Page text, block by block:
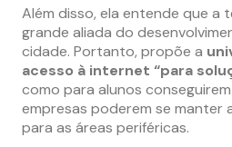
Além disso, ela entende que a
grande aliada do
cidade. Portanto, propõe a
acesso à internet “para
como para alunos
empresas poderem se manter
para as áreas periféricas.